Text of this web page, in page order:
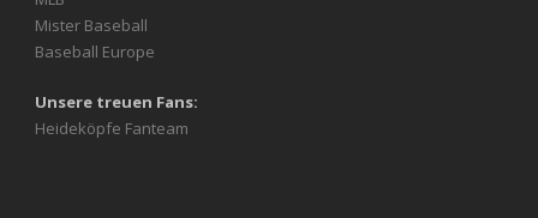
Mister Baseball
Baseball Europe
Unsere treuen Fans:
Heideköpfe Fanteam